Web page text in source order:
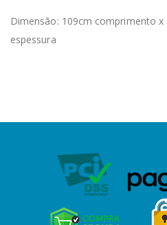
Dimensão: 109cm comprimento
espessura